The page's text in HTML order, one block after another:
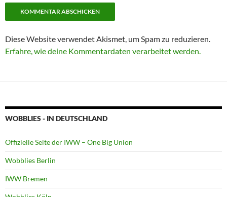
Diese Website verwendet Akismet, um Spam zu reduzieren.
Erfahre, wie deine Kommentardaten verarbeitet werden.
WOBBLIES - IN DEUTSCHLAND
Offizielle Seite der IWW – One Big Union
Wobblies Berlin
IWW Bremen